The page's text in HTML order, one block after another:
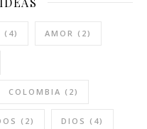
(4) AMOR (2)
COLOMBIA (2)
(2) DIOS (4)